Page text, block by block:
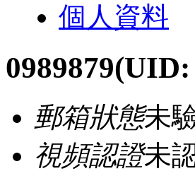
個人資料
0989879(UID:
郵箱狀態未
視頻認證未